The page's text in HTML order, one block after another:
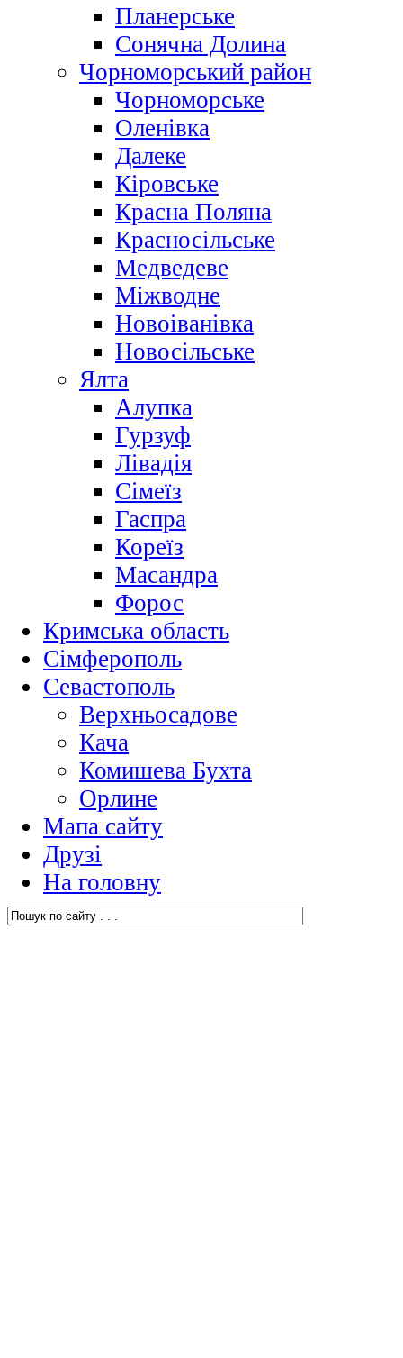
Планерське
Сонячна Долина
Чорноморський район
Чорноморське
Оленівка
Далеке
Кіровське
Красна Поляна
Красносільське
Медведеве
Міжводне
Новоіванівка
Новосільське
Ялта
Алупка
Гурзуф
Лівадія
Сімеїз
Гаспра
Кореїз
Масандра
Форос
Кримська область
Сімферополь
Севастополь
Верхньосадове
Кача
Комишева Бухта
Орлине
Мапа сайту
Друзі
На головну